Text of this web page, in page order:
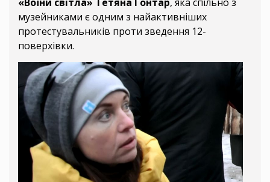
музейниками є одним з найактивніших
протестувальників проти зведення 12-
поверхівки.